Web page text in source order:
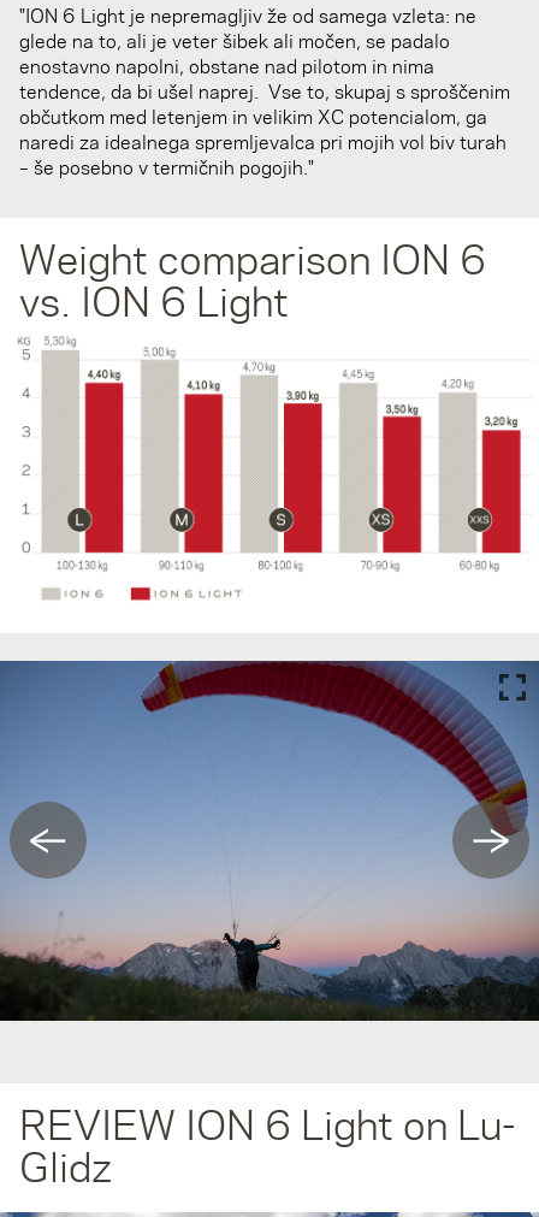
"ION 6 Light je nepremagljiv že od samega vzleta: ne
glede na to, ali je veter šibek ali močen, se padalo
enostavno napolni, obstane nad pilotom in nima
tendence, da bi ušel naprej. Vse to, skupaj s sproščenim
občutkom med letenjem in velikim XC potencialom, ga
naredi za idealnega spremljevalca pri mojih vol biv turah
– še posebno v termičnih pogojih."
Weight comparison ION 6
vs. ION 6 Light
← →
REVIEW ION 6 Light on Lu-
Glidz